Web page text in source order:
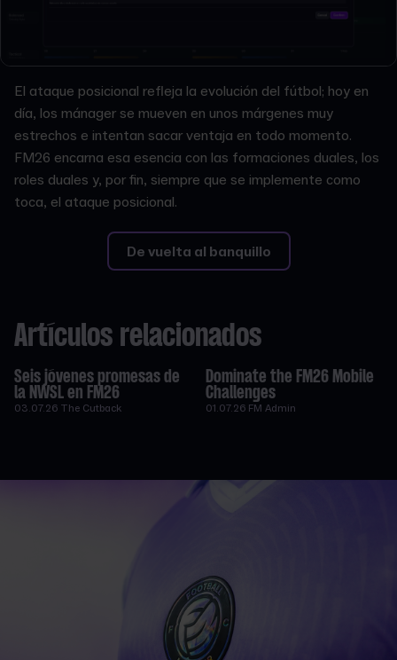
El ataque posicional refleja la evolución del fútbol; hoy en
día, los mánager se mueven en unos márgenes muy
estrechos e intentan sacar ventaja en todo momento.
FM26 encarna esa esencia con las formaciones duales, los
roles duales y, por fin, siempre que se implemente como
toca, el ataque posicional.
De vuelta al banquillo
Artículos relacionados
Seis jóvenes promesas de
la NWSL en FM26
03.07.26 The Cutback
Dominate the FM26 Mobile
Challenges
01.07.26 FM Admin